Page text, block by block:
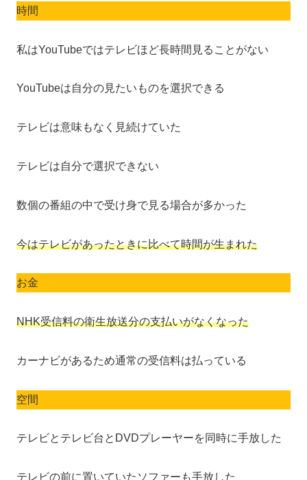
時間
私はYouTubeではテレビほど長時間見ることがない
YouTubeは自分の見たいものを選択できる
テレビは意味もなく見続けていた
テレビは自分で選択できない
数個の番組の中で受け身で見る場合が多かった
今はテレビがあったときに比べて時間が生まれた
お金
NHK受信料の衛生放送分の支払いがなくなった
カーナビがあるため通常の受信料は払っている
空間
テレビとテレビ台とDVDプレーヤーを同時に手放した
テレビの前に置いていたソファーも手放した